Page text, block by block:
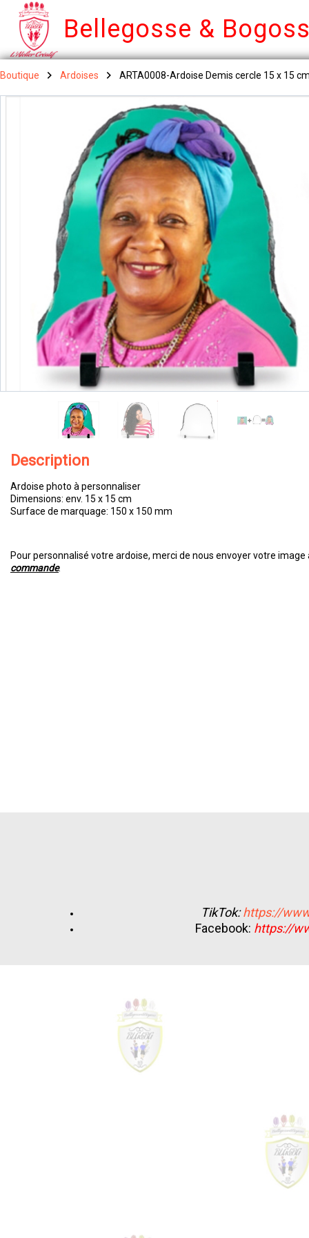
Bellegosse &
Boutique Ardoises ARTA0008-Ardoise Demis cercle 15 x 15
Description
Ardoise photo à personnaliser
Dimensions: env. 15 x 15 cm
Surface de marquage: 150 x 150 mm
Pour personnalisé votre ardoise, merci de nous envoyer votre
commande.
TikTok:https://
Facebook: https://